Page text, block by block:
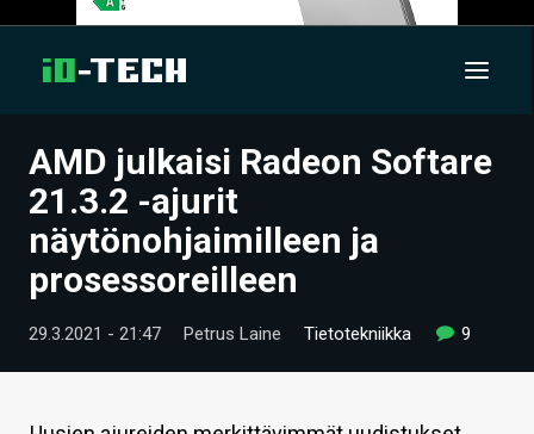
UUTISET
ARTIKKELIT
VIDEOT
TECHBBS
AMD julkaisi Radeon Softare
21.3.2 -ajurit
näytönohjaimilleen ja
prosessoreilleen
29.3.2021 - 21:47 Petrus Laine Tietotekniikka 9